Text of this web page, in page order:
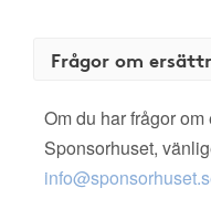
Frågor om
Om du har frågor
Sponsorhuset,